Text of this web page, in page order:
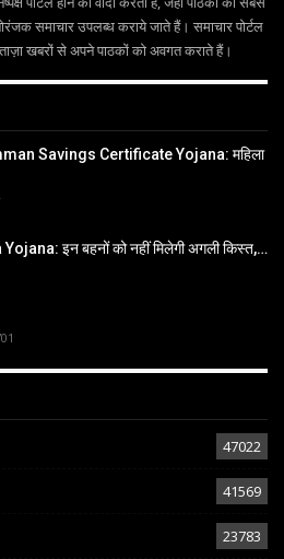
समाचार उपलब्ध कराये जाते हैं। समाचार पोर्टल
खबरों से अपने पाठकों को अवगत कराते हैं।
Savings Certificate Yojana: महिला
इन बहनों को नहीं मिलेगी अगली किस्त,…
47022
41569
23783